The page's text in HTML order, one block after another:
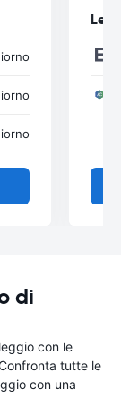
Le
di
con le
tutte le
con una